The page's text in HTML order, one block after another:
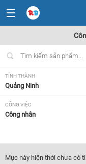
TỈNH THÀNH
Quảng Ninh
CÔNG VIỆC
Công nhân
Tất cả
Mục này hiện thời chưa có